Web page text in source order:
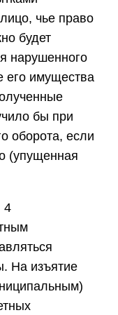
чье право
будет
нарушенного
его имущества
бы при
оборота, если
(упущенная
4
На изъятие